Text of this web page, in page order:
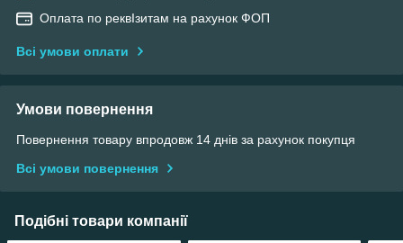
Оплата по реквІзитам на рахунок ФОП
Всі умови оплати
Умови повернення
Повернення товару впродовж 14 днів за рахунок покупця
Всі умови повернення
Подібні товари компанії